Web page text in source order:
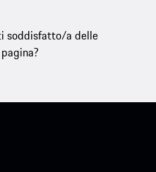
soddisfatto/a delle